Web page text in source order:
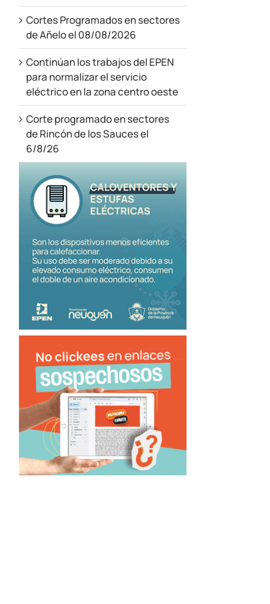
Cortes Programados en sectores
de Añelo el 08/08/2026
Continúan los trabajos del EPEN
para normalizar el servicio
eléctrico en la zona centro oeste
Corte programado en sectores
de Rincón de los Sauces el
6/8/26